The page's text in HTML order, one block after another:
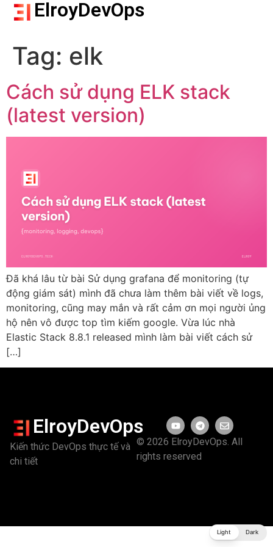
ElroyDevOps
Tag: elk
Cách sử dụng ELK stack
(latest version)
Đã khá lâu từ bài Sử dụng grafana để monitoring (tự
động giám sát) mình đã chưa làm thêm bài viết về logs,
monitoring, cũng may mắn và rất cảm ơn mọi người ủng
hộ nên vô được top tìm kiếm google. Vừa lúc nhà
Elastic Stack 8.8.1 released mình làm bài viết cách sử
[…]
ElroyDevOps
Kiến thức DevOps thực tế và
chi tiết
© 2026 ElroyDevOps. All
rights reserved
Light Dark